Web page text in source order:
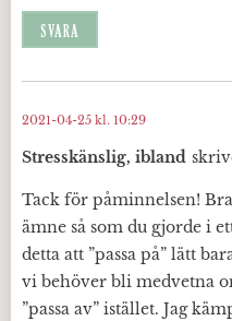
SVARA
Stresskänslig, ibland
2021-04-25 kl. 10:29
Tack för påminnelsen!
ämne så som du gjorde i
detta att ”passa på” lätt
vi behöver bli medvetna
”passa av” istället. Jag